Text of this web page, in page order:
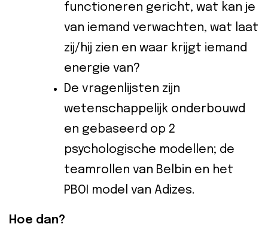
functioneren gericht, wat kan je
van iemand verwachten, wat laat
zij/hij zien en waar krijgt iemand
energie van?
De vragenlijsten zijn
wetenschappelijk onderbouwd
en gebaseerd op 2
psychologische modellen; de
teamrollen van Belbin en het
PBOI model van Adizes.
Hoe dan?